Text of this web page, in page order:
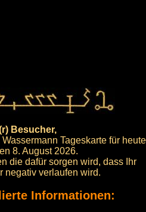
Besucher,
Tageskarte für heute
8. August 2026.
die dafür sorgen wird, dass Ihr
negativ verlaufen wird.
Informationen: